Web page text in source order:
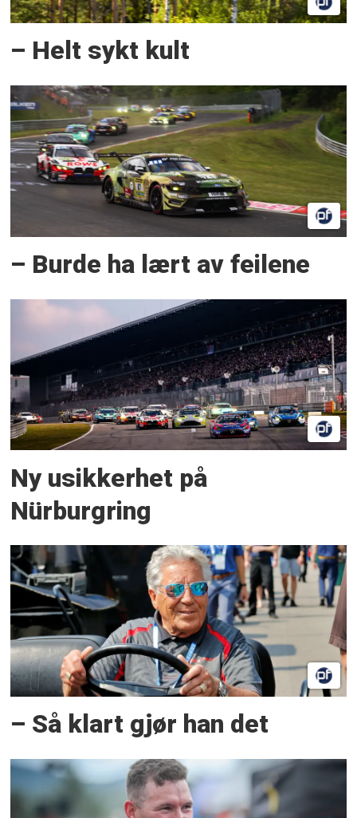
– Helt sykt kult
– Burde ha lært av feilene
Ny usikkerhet på
Nürburgring
– Så klart gjør han det